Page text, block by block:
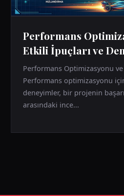
Performans
Etkili İpuçları ve
Performans Optimizasyonu
Performans optimizasyonu
deneyimler, bir projenin
arasındaki ince...